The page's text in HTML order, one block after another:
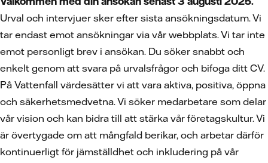
Urval och intervjuer sker efter sista ansökningsdatum. Vi
tar endast emot ansökningar via vår webbplats. Vi tar inte
emot personligt brev i ansökan. Du söker snabbt och
enkelt genom att svara på urvalsfrågor och bifoga ditt CV.
På Vattenfall värdesätter vi att vara aktiva, positiva, öppna
och säkerhetsmedvetna. Vi söker medarbetare som delar
vår vision och kan bidra till att stärka vår företagskultur. Vi
är övertygade om att mångfald berikar, och arbetar därför
kontinuerligt för jämställdhet och inkludering på vår